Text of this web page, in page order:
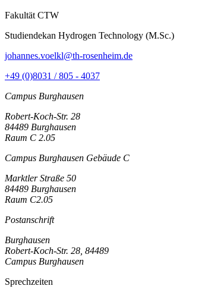
Fakultät CTW
Studiendekan Hydrogen Technology (M.Sc.)
johannes.voelkl@th-rosenheim.de
+49 (0)8031 / 805 - 4037
Campus Burghausen
Robert-Koch-Str. 28
84489 Burghausen
Raum C 2.05
Campus Burghausen Gebäude C
Marktler Straße 50
84489 Burghausen
Raum C2.05
Postanschrift
Burghausen
Robert-Koch-Str. 28, 84489
Campus Burghausen
Sprechzeiten